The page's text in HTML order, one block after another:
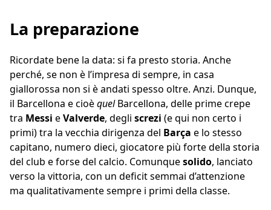
La preparazione
Ricordate bene la data: si fa presto storia. Anche
perché, se non è l’impresa di sempre, in casa
giallorossa non si è andati spesso oltre. Anzi. Dunque,
il Barcellona e cioèquelBarcellona, delle prime crepe
tra Messi eValverde, degli screzi (e qui non certo i
primi) tra la vecchia dirigenza del Barça e lo stesso
capitano, numero dieci, giocatore più forte della storia
del club e forse del calcio. Comunquesolido, lanciato
verso la vittoria, con un deficit semmai d’attenzione
ma qualitativamente sempre i primi della classe.